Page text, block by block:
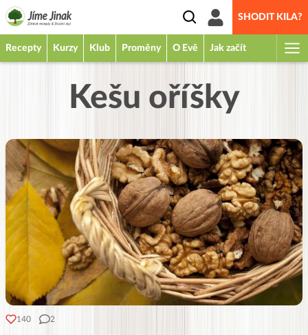
SHODIT KILA?
Recepty Kurzy Klub Proměny O Evě Jak začít
Kešu oříšky
140 2